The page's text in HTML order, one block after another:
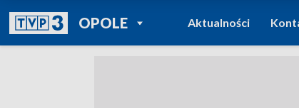
OPOLEPOWRÓT DO
TVP REGIONY
Aktualności